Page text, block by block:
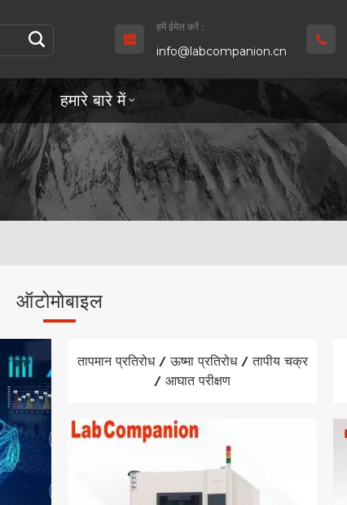
हमें ईमेल करें :
info@labcompanion.cn
हमारे बारे में
ऑटोमोबाइल
तापमान प्रतिरोध / ऊष्मा प्रतिरोध / तापीय चक्र
/ आघात परीक्षण